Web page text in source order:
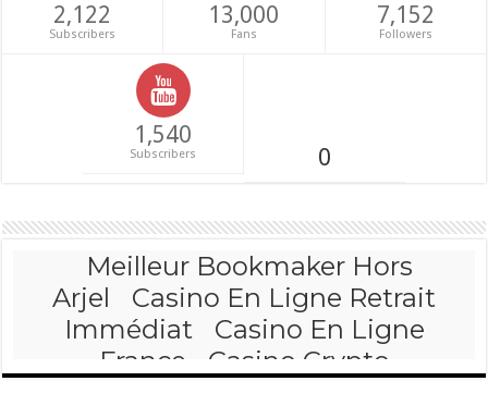
2,122
Subscribers
13,000
Fans
7,152
Followers
1,540
Subscribers 0